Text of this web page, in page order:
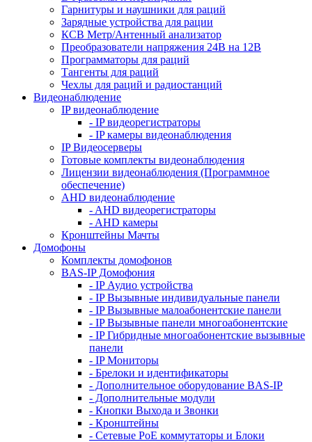
Гарнитуры и наушники для раций
Зарядные устройства для рации
КСВ Метр/Антенный анализатор
Преобразователи напряжения 24В на 12В
Программаторы для раций
Тангенты для раций
Чехлы для раций и радиостанций
Видеонаблюдение
IP видеонаблюдение
- IP видеорегистраторы
- IP камеры видеонаблюдения
IP Видеосерверы
Готовые комплекты видеонаблюдения
Лицензии видеонаблюдения (Программное
обеспечение)
AHD видеонаблюдение
- AHD видеорегистраторы
- AHD камеры
Кронштейны Мачты
Домофоны
Комплекты домофонов
BAS-IP Домофония
- IP Аудио устройства
- IP Вызывные индивидуальные панели
- IP Вызывные малоабонентские панели
- IP Вызывные панели многоабонентские
- IP Гибридные многоабонентские вызывные
панели
- IP Мониторы
- Брелоки и идентификаторы
- Дополнительное оборудование BAS-IP
- Дополнительные модули
- Кнопки Выхода и Звонки
- Кронштейны
- Сетевые PoE коммутаторы и Блоки